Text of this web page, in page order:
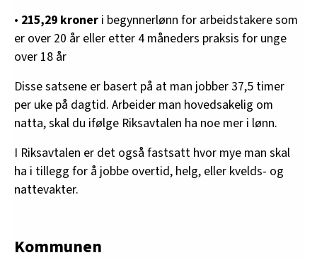
• 215,29 kroner i begynnerlønn for arbeidstakere som
er over 20 år eller etter 4 måneders praksis for unge
over 18 år
Disse satsene er basert på at man jobber 37,5 timer
per uke på dagtid. Arbeider man hovedsakelig om
natta, skal du ifølge Riksavtalen ha noe mer i lønn.
I Riksavtalen er det også fastsatt hvor mye man skal
ha i tillegg for å jobbe overtid, helg, eller kvelds- og
nattevakter.
Kommunen